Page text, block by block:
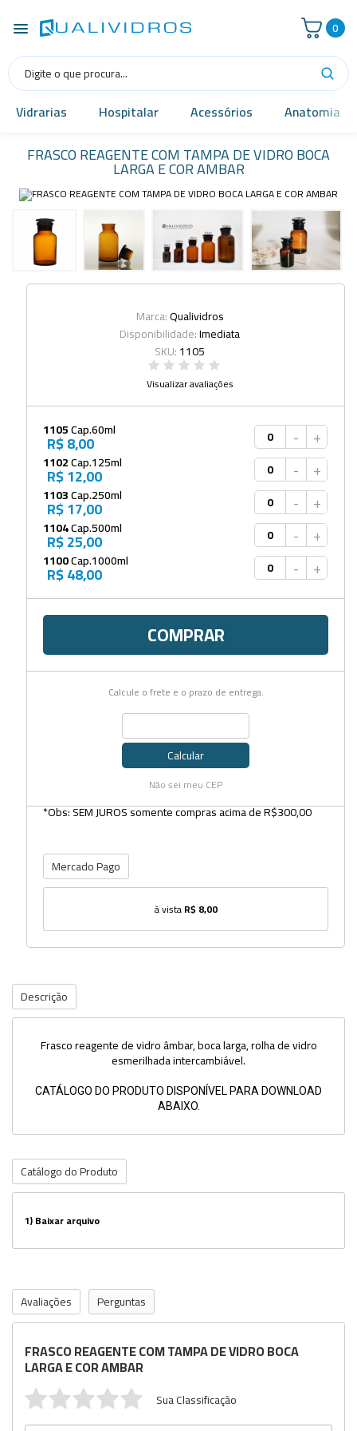
0
Vidrarias Hospitalar Acessórios Anatomia
FRASCO REAGENTE COM TAMPA DE VIDRO BOCA
LARGA E COR AMBAR
Marca:Qualividros
Disponibilidade:Imediata
SKU:1105
Visualizar avaliações
1105Cap.60ml
R$ 8,00 - +
1102Cap.125ml
R$ 12,00 - +
1103Cap.250ml
R$ 17,00 - +
1104Cap.500ml
R$ 25,00 - +
1100Cap.1000ml
R$ 48,00 - +
COMPRAR
Calcule o frete e o prazo de entrega.
Calcular
Não sei meu CEP
*Obs: SEM JUROS somente compras acima de R$300,00
Mercado Pago
à vistaR$ 8,00
Descrição
Frasco reagente de vidro âmbar, boca larga, rolha de vidro
esmerilhada intercambiável.
CATÁLOGO DO PRODUTO DISPONÍVEL PARA DOWNLOAD
ABAIXO.
Catálogo do Produto
1)Baixar arquivo
Avaliações Perguntas
FRASCO REAGENTE COM TAMPA DE VIDRO BOCA
LARGA E COR AMBAR
Sua Classificação